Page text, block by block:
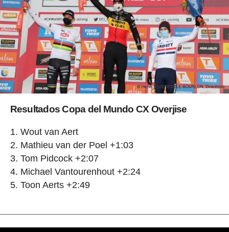
Resultados Copa del Mundo CX Overjise
Wout van Aert
Mathieu van der Poel +1:03
Tom Pidcock +2:07
Michael Vantourenhout +2:24
Toon Aerts +2:49